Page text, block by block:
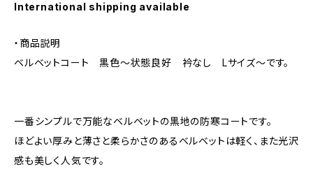
International shipping available
・商品説明
ベルベットコート 黒色〜状態良好 衿なし Lサイズ〜です。
一番シンプルで万能なベルベットの黒地の防寒コートです。
ほどよい厚みと薄さと柔らかさのあるベルベットは軽く、また光沢
感も美しく人気です。